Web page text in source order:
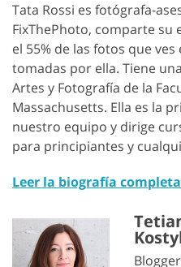
Tata Rossi es fotógrafa-
FixThePhoto, comparte su
el 55% de las fotos que
tomadas por ella. Tiene
Artes y Fotografía de la
Massachusetts. Ella es la
nuestro equipo y dirige
para principiantes y
Leer la biografía